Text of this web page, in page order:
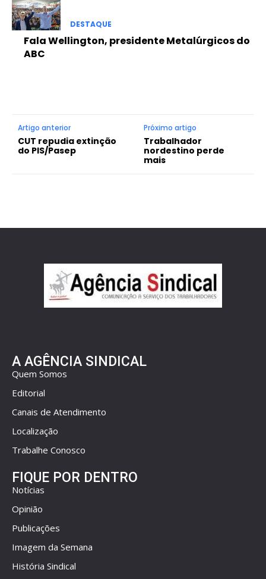
DESTAQUE
Fala Wellington, presidente Metalúrgicos do
ABC
Artigo anterior
CUT repudia extinção
do PIS/Pasep
Próximo artigo
Trabalhador
nordestino perde
mais
A AGÊNCIA SINDICAL
Quem Somos
Editorial
Canais de Atendimento
Localização
Trabalhe Conosco
FIQUE POR DENTRO
Notícias
Opinião
Publicações
Imagem da Semana
História Sindical